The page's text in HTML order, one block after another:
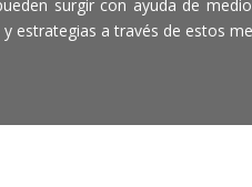
surgir con ayuda de
y estrategias a través de estos